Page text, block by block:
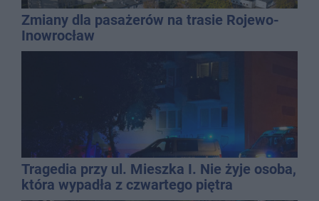
Zmiany dla pasażerów na trasie Rojewo-
Inowrocław
Tragedia przy ul. Mieszka I. Nie żyje osoba,
która wypadła z czwartego piętra